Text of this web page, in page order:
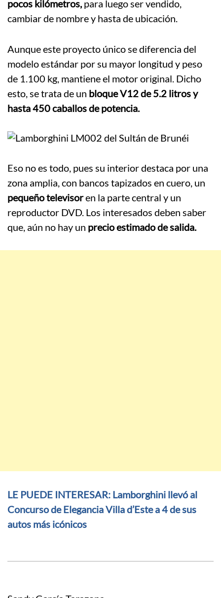
pocos kilómetros,para luego ser vendido,
cambiar de nombre y hasta de ubicación.
Aunque este proyecto único se diferencia del
modelo estándar por su mayor longitud y peso
de 1.100 kg, mantiene el motor original. Dicho
esto, se trata de un bloque V12 de 5.2 litros y
hasta 450 caballos de potencia.
Eso no es todo, pues su interior destaca por una
zona amplia, con bancos tapizados en cuero, un
pequeño televisoren la parte central y un
reproductor DVD. Los interesados deben saber
que, aún no hay un precio estimado de salida.
LE PUEDE INTERESAR: Lamborghini llevó al
Concurso de Elegancia Villa d’Este a 4 de sus
autos más icónicos